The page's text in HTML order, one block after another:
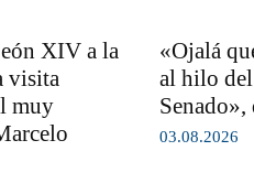
XIV a la
visita
muy
«Ojalá
al hilo
03.08.2026